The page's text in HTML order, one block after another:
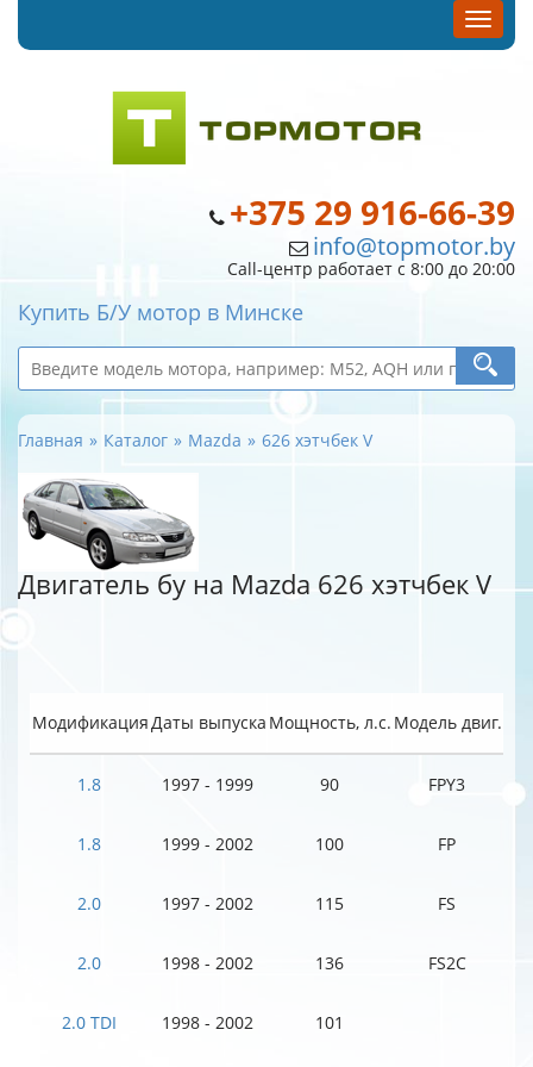
+375 29 916-66-39
info@topmotor.by
Call-центр работает с 8:00 до 20:00
Купить Б/У мотор в Минске
Главная Каталог Mazda 626 хэтчбек V
Двигатель бу на Mazda 626 хэтчбек V
МодификацияДаты выпуска Мощность, л.с. Модель двиг.
1.8 1997 - 1999 90 FPY3
1.8 1999 - 2002 100 FP
2.0 1997 - 2002 115 FS
2.0 1998 - 2002 136 FS2C
2.0 TDI 1998 - 2002 101